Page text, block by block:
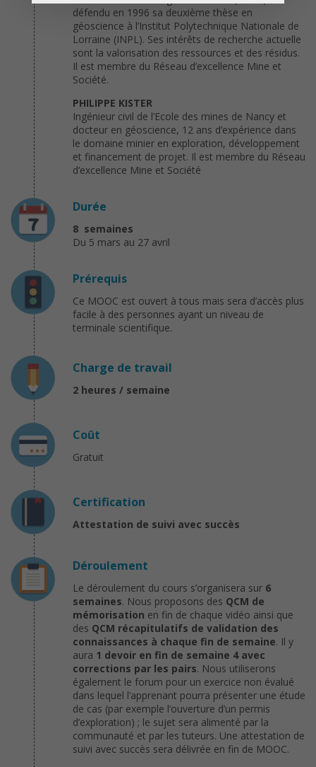
défendu en 1996 sa deuxième thèse en
géoscience à l’Institut Polytechnique Nationale de
Lorraine (INPL). Ses intérêts de recherche actuelle
sont la valorisation des ressources et des résidus.
Il est membre du Réseau d’excellence Mine et
Société.
PHILIPPE KISTER
Ingénieur civil de l’Ecole des mines de Nancy et
docteur en géoscience, 12 ans d’expérience dans
le domaine minier en exploration, développement
et financement de projet. Il est membre du Réseau
d’excellence Mine et Société
Durée
8 semaines
Du 5 mars au 27 avril
Prérequis
Ce MOOC est ouvert à tous mais sera d’accès plus
facile à des personnes ayant un niveau de
terminale scientifique.
Charge de travail
2 heures / semaine
Coût
Gratuit
Certification
Attestation de suivi avec succès
Déroulement
Le déroulement du cours s’organisera sur 6
semaines. Nous proposons des QCM de
mémorisation en fin de chaque vidéo ainsi que
des QCM récapitulatifs de validation des
connaissances à chaque fin de semaine. Il y
aura 1 devoir en fin de semaine 4 avec
corrections par les pairs. Nous utiliserons
également le forum pour un exercice non évalué
dans lequel l’apprenant pourra présenter une étude
de cas (par exemple l’ouverture d’un permis
d’exploration) ; le sujet sera alimenté par la
communauté et par les tuteurs. Une attestation de
suivi avec succès sera délivrée en fin de MOOC.